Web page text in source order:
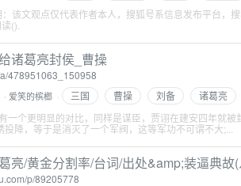
该文观点仅代表作者本人，搜狐号系信息发布平台，
().
诸葛亮封侯_曹操
478951063_150958
· 爱笑的槟榔 · 三国 曹操 刘备 诸葛亮
一个更明显的对比，同样是谋臣，贾诩在建安四年就
降，等于是消灭了一个军阀，这等军功不可谓不大;...
亮/黄金分割率/台词/出处&amp;装逼典
p/89205778